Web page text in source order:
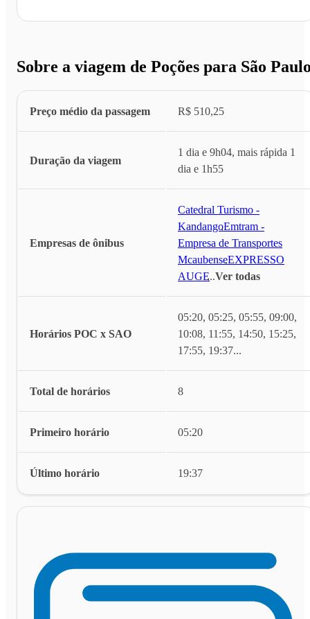
Sobre a viagem de Poções para São
Preço médio da passagem R$ 510,25
Duração da viagem
1 dia e 9h04, mais rápida 1
dia e 1h55
Empresas de ônibus
Catedral Turismo -
Kandango,Emtram -
Empresa de Transportes
Mcaubense,EXPRESSO
AUGE,...Ver todas
Horários POC x SAO
05:20, 05:25, 05:55, 09:00,
10:08, 11:55, 14:50, 15:25,
17:55, 19:37...
Total de horários 8
Primeiro horário 05:20
Último horário 19:37